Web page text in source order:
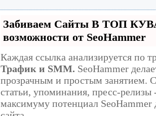
Забиваем Сайты В ТОП
возможности от SeoHammer
Каждая ссылка анализируется по
Трафик и SMM. SeoHammer
прозрачным и простым занятием.
статьи, упоминания, пресс-релизы
максимуму потенциал SeoHammer